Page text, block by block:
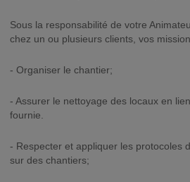
Sous la responsabilité de votre
chez un ou plusieurs clients, vos
- Organiser le chantier;
- Assurer le nettoyage des locaux en
fournie.
- Respecter et appliquer les protocoles
sur des chantiers;